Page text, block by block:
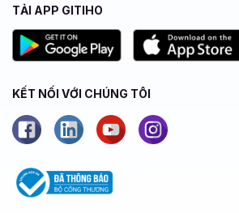
TẢI APP GITIHO
KẾT NỐI VỚI CHÚNG TÔI